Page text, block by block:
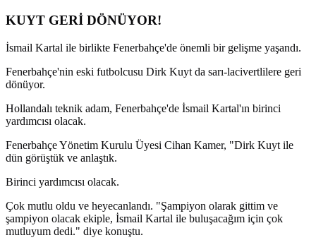
KUYT GERİ DÖNÜYOR!
İsmail Kartal ile birlikte Fenerbahçe'de önemli bir gelişme yaşandı.
Fenerbahçe'nin eski futbolcusu Dirk Kuyt da sarı-lacivertlilere geri
dönüyor.
Hollandalı teknik adam, Fenerbahçe'de İsmail Kartal'ın birinci
yardımcısı olacak.
Fenerbahçe Yönetim Kurulu Üyesi Cihan Kamer, "Dirk Kuyt ile
dün görüştük ve anlaştık.
Birinci yardımcısı olacak.
Çok mutlu oldu ve heyecanlandı. "Şampiyon olarak gittim ve
şampiyon olacak ekiple, İsmail Kartal ile buluşacağım için çok
mutluyum dedi." diye konuştu.